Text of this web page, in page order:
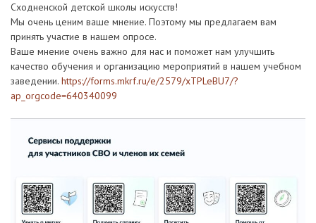
Сходненской детской школы искусств!
Мы очень ценим ваше мнение. Поэтому мы предлагаем вам
принять участие в нашем опросе.
Ваше мнение очень важно для нас и поможет нам улучшить
качество обучения и организацию мероприятий в нашем учебном
заведении. https://forms.mkrf.ru/e/2579/xTPLeBU7/?
ap_orgcode=640340099